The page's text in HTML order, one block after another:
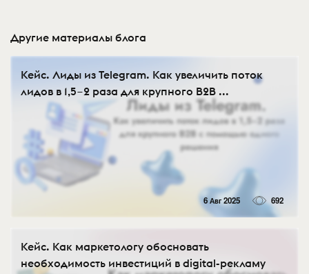
Другие материалы блога
Кейс. Лиды из Telegram. Как увеличить поток
лидов в 1,5−2 раза для крупного B2B ...
6 Авг 2025 692
Кейс. Как маркетологу обосновать
необходимость инвестиций в digital-рекламу